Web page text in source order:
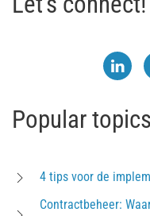
Popular topics
4 tips voor de
Contractbeheer: